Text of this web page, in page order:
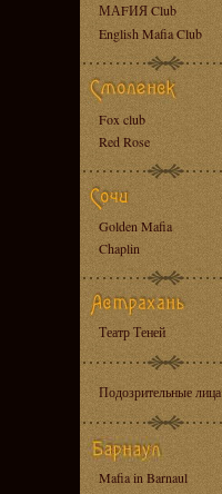
МАFИЯ Club
English Mafia Club
Fox club
Red Rose
Golden Mafia
Chaplin
Театр Теней
Подозрительные лица
Mafia in Barnaul